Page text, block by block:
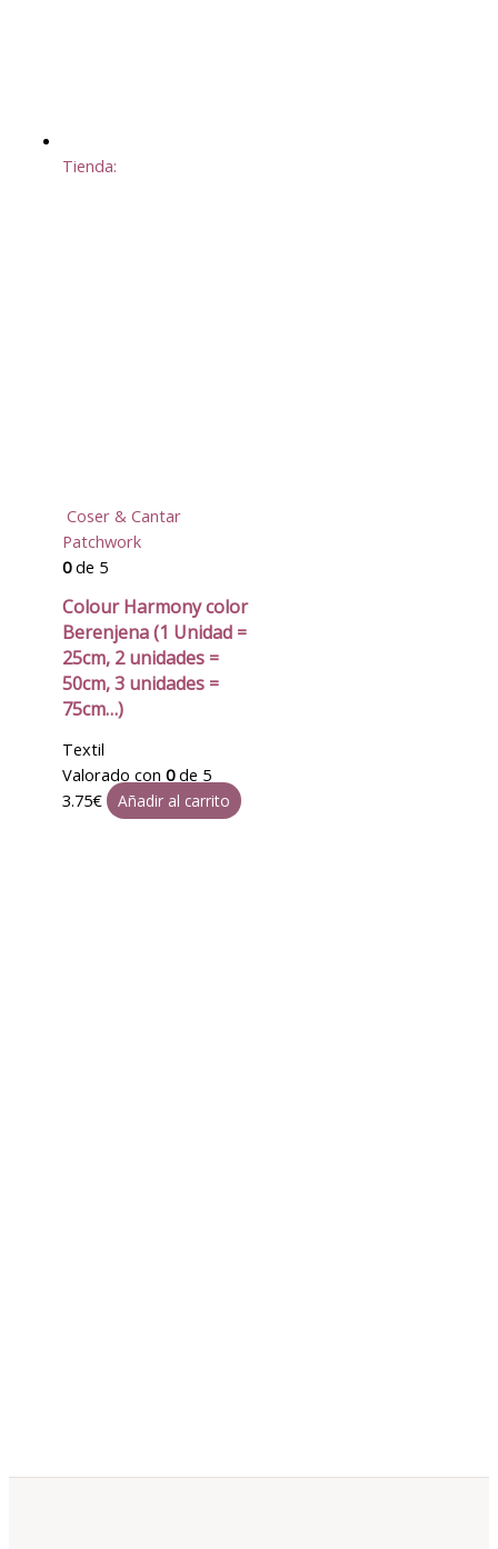
Tienda:
Coser & Cantar
Patchwork
0de 5
Colour Harmony color
Berenjena (1 Unidad =
25cm, 2 unidades =
50cm, 3 unidades =
75cm…)
Textil
Valorado con 0de 5
3.75€ Añadir al carrito